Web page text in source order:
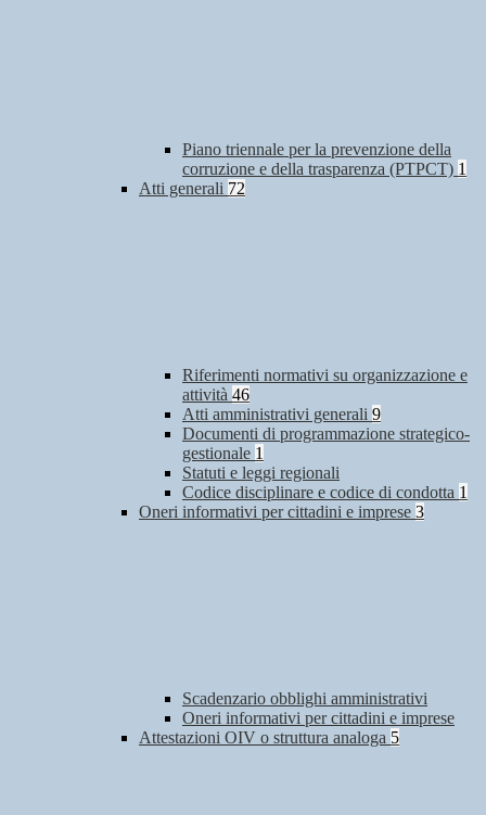
Piano triennale per la prevenzione della
corruzione e della trasparenza (PTPCT) 1
Atti generali 72
Riferimenti normativi su organizzazione e
attività 46
Atti amministrativi generali 9
Documenti di programmazione strategico-
gestionale 1
Statuti e leggi regionali
Codice disciplinare e codice di condotta 1
Oneri informativi per cittadini e imprese 3
Scadenzario obblighi amministrativi
Oneri informativi per cittadini e imprese
Attestazioni OIV o struttura analoga 5